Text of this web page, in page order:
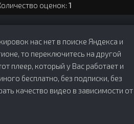
оценок: 1
нас нет в поиске Яндекса и
то переключитесь на другой
плеер, который у Вас работает и
бесплатно, без подписки, без
качество видео в зависимости от